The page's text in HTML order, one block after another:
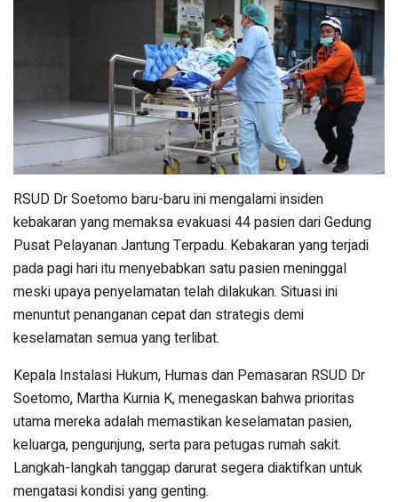
RSUD Dr Soetomo baru-baru ini mengalami insiden
kebakaran yang memaksa evakuasi 44 pasien dari Gedung
Pusat Pelayanan Jantung Terpadu. Kebakaran yang terjadi
pada pagi hari itu menyebabkan satu pasien meninggal
meski upaya penyelamatan telah dilakukan. Situasi ini
menuntut penanganan cepat dan strategis demi
keselamatan semua yang terlibat.
Kepala Instalasi Hukum, Humas dan Pemasaran RSUD Dr
Soetomo, Martha Kurnia K, menegaskan bahwa prioritas
utama mereka adalah memastikan keselamatan pasien,
keluarga, pengunjung, serta para petugas rumah sakit.
Langkah-langkah tanggap darurat segera diaktifkan untuk
mengatasi kondisi yang genting.